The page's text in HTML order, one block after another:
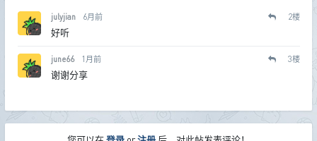
julyjian 6月前 2楼
好听
june66 1月前 3楼
谢谢分享